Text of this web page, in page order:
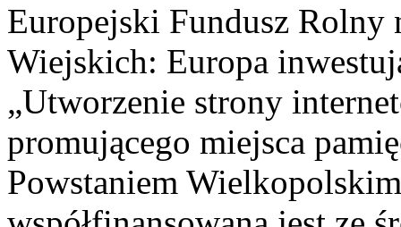
Europejski Fundusz Rolny
Wiejskich: Europa
„Utworzenie strony
promującego miejsca
Powstaniem